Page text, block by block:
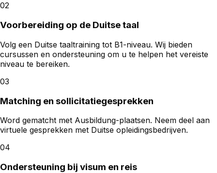
02
Voorbereiding op de Duitse taal
Volg een Duitse taaltraining tot B1-niveau. Wij bieden
cursussen en ondersteuning om u te helpen het vereiste
niveau te bereiken.
03
Matching en sollicitatiegesprekken
Word gematcht met Ausbildung-plaatsen. Neem deel aan
virtuele gesprekken met Duitse opleidingsbedrijven.
04
Ondersteuning bij visum en reis